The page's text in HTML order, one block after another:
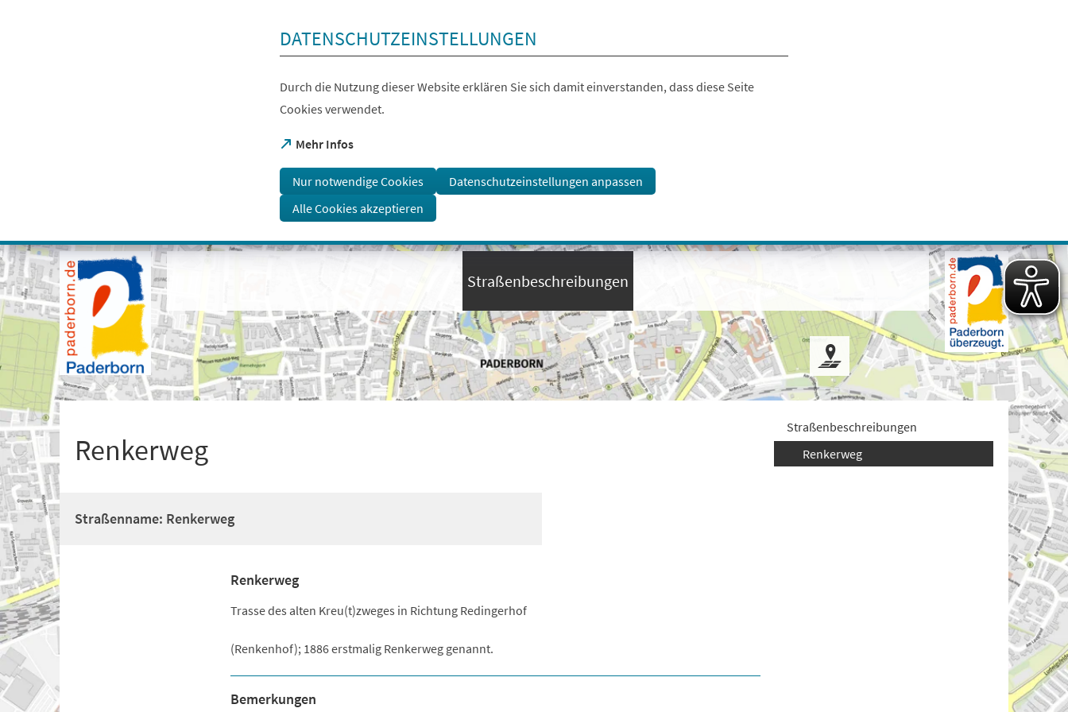
Visuelle
Assistenzsoftware
öffnen.
Mit
der
Tastatur
erreichbar
über
+
DATENSCHUTZEINSTELLUNGEN
Durch die Nutzung dieser Website erklären Sie sich damit einverstanden, dass diese Seite
Cookies verwendet.
Mehr Infos
(Öffnet
einem
neuen
Tab)
Nur notwendige Cookies
Datenschutzeinstellungen anpassen
Alle Cookies akzeptieren
Straßenbeschreibungen
Renkerweg
Straßenname: Renkerweg
Renkerweg
Trasse des alten Kreu(t)zweges in Richtung Redingerhof
(Renkenhof); 1886 erstmalig Renkerweg genannt.
Bemerkungen
Straßenbeschreibungen
Renkerweg